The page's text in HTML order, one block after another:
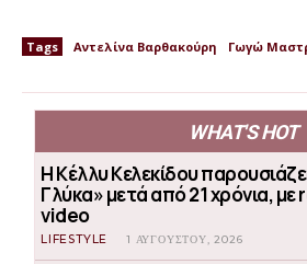
Tags Αντελίνα Βαρθακούρη Γωγώ
WHAT'S HOT
Η Κέλλυ Κελεκίδου
Γλύκα» μετά από 21 χρόνια, με
video
LIFESTYLE 1 ΑΥΓΟΎΣΤΟΥ, 2026